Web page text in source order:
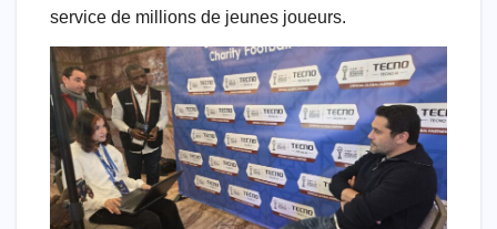
service de millions de jeunes joueurs.